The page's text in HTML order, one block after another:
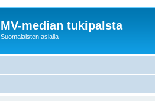
MV-median tukipalsta
Suomalaisten asialla